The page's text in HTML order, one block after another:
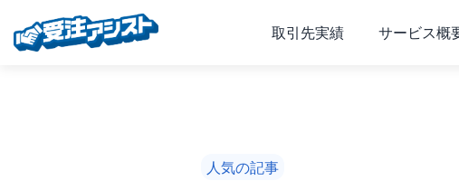
取引先実績 サービス概
人気の記事